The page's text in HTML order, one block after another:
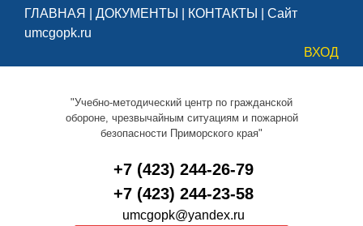
ГЛАВНАЯ ДОКУМЕНТЫ КОНТАКТЫ
Сайт
umcgopk.ru
ВХОД
"Учебно-методический центр по гражданской
обороне, чрезвычайным ситуациям и пожарной
безопасности Приморского края"
+7 (423) 244-26-79
+7 (423) 244-23-58
umcgopk@yandex.ru